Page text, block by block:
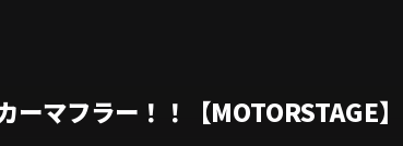
マフラー！！【MOTORSTAGE